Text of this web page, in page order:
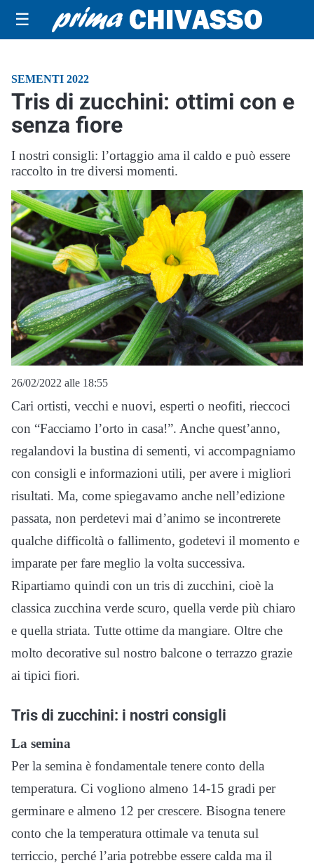
☰
SEMENTI 2022
Tris di zucchini: ottimi con e
senza fiore
I nostri consigli: l’ortaggio ama il caldo e può essere
raccolto in tre diversi momenti.
26/02/2022 alle 18:55
Cari ortisti, vecchi e nuovi, esperti o neofiti, rieccoci
con “Facciamo l’orto in casa!”. Anche quest’anno,
regalandovi la bustina di sementi, vi accompagniamo
con consigli e informazioni utili, per avere i migliori
risultati. Ma, come spiegavamo anche nell’edizione
passata, non perdetevi mai d’animo se incontrerete
qualche difficoltà o fallimento, godetevi il momento e
imparate per fare meglio la volta successiva.
Ripartiamo quindi con un tris di zucchini, cioè la
classica zucchina verde scuro, quella verde più chiaro
e quella striata. Tutte ottime da mangiare. Oltre che
molto decorative sul nostro balcone o terrazzo grazie
ai tipici fiori.
Tris di zucchini: i nostri consigli
La semina
Per la semina è fondamentale tenere conto della
temperatura. Ci vogliono almeno 14-15 gradi per
germinare e almeno 12 per crescere. Bisogna tenere
conto che la temperatura ottimale va tenuta sul
terriccio, perché l’aria potrebbe essere calda ma il